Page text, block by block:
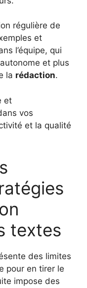
régulière de
et
l’équipe, qui
et plus
la rédaction.
et
vos
et la qualité
textes
des limites
pour en tirer le
impose des